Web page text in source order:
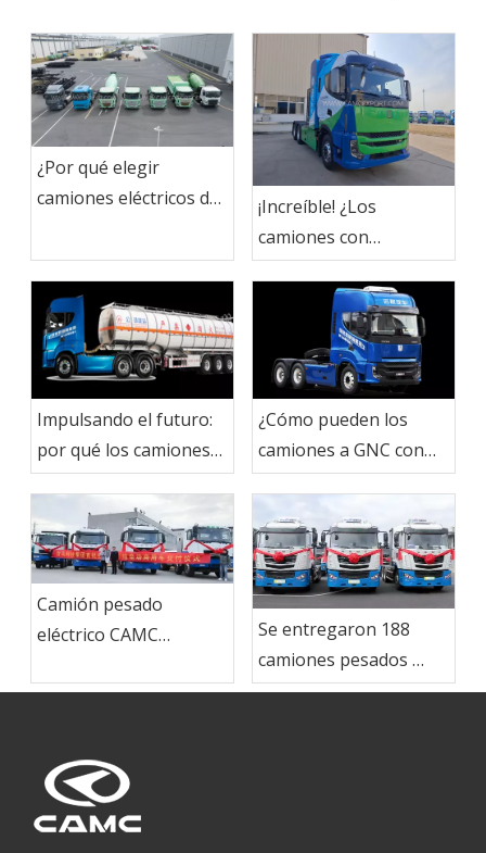
¿Por qué elegir
camiones eléctricos de
¡Increíble! ¿Los
camiones con
hidrógeno de CAMC
han logrado esto?
Impulsando el futuro:
por qué los camiones
de nueva energía para
el transporte de corta
distancia son la opción
sostenible
¿Cómo pueden los
camiones a GNC con
bajas emisiones de
carbono impulsar la
sostenibilidad en el
transporte de nuevas
energías?
Camión pesado
eléctrico CAMC
Se entregaron 188
camiones pesados ​​
CAMC a Ma Steel